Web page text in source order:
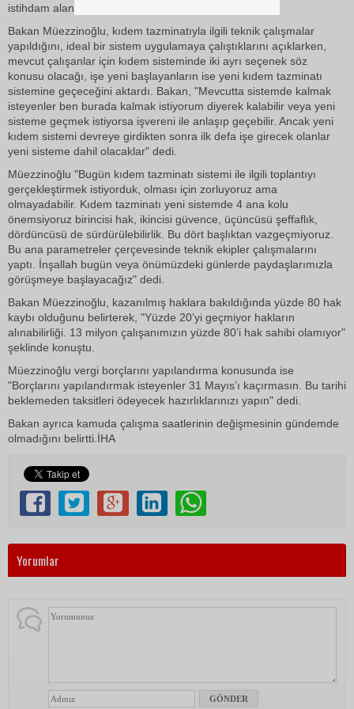
istihdam alanı oluşturulduğunu kaydetti.
Bakan Müezzinoğlu, kıdem tazminatıyla ilgili teknik çalışmalar
yapıldığını, ideal bir sistem uygulamaya çalıştıklarını açıklarken,
mevcut çalışanlar için kıdem sisteminde iki ayrı seçenek söz
konusu olacağı, işe yeni başlayanların ise yeni kıdem tazminatı
sistemine geçeceğini aktardı. Bakan, "Mevcutta sistemde kalmak
isteyenler ben burada kalmak istiyorum diyerek kalabilir veya yeni
sisteme geçmek istiyorsa işvereni ile anlaşıp geçebilir. Ancak yeni
kıdem sistemi devreye girdikten sonra ilk defa işe girecek olanlar
yeni sisteme dahil olacaklar" dedi.
Müezzinoğlu "Bugün kıdem tazminatı sistemi ile ilgili toplantıyı
gerçekleştirmek istiyorduk, olması için zorluyoruz ama
olmayadabilir. Kıdem tazminatı yeni sistemde 4 ana kolu
önemsiyoruz birincisi hak, ikincisi güvence, üçüncüsü şeffaflık,
dördüncüsü de sürdürülebilirlik. Bu dört başlıktan vazgeçmiyoruz.
Bu ana parametreler çerçevesinde teknik ekipler çalışmalarını
yaptı. İnşallah bugün veya önümüzdeki günlerde paydaşlarımızla
görüşmeye başlayacağız" dedi.
Bakan Müezzinoğlu, kazanılmış haklara bakıldığında yüzde 80 hak
kaybı olduğunu belirterek, "Yüzde 20’yi geçmiyor hakların
alınabilirliği. 13 milyon çalışanımızın yüzde 80’i hak sahibi olamıyor"
şeklinde konuştu.
Müezzinoğlu vergi borçlarını yapılandırma konusunda ise
"Borçlarını yapılandırmak isteyenler 31 Mayıs’ı kaçırmasın. Bu tarihi
beklemeden taksitleri ödeyecek hazırlıklarınızı yapın" dedi.
Bakan ayrıca kamuda çalışma saatlerinin değişmesinin gündemde
olmadığını belirtti.İHA
Yorumlar